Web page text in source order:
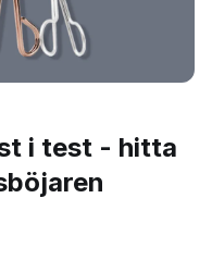
i test - hitta